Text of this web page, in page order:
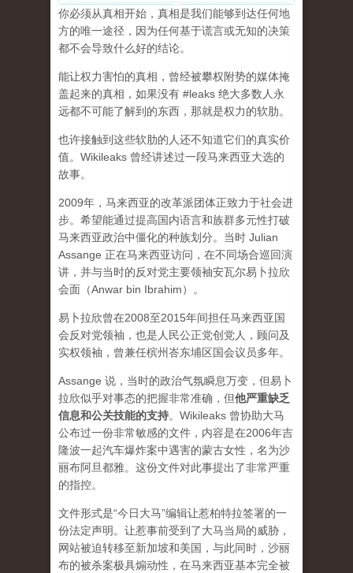
你必须从真相开始，真相是我们能够到达任何地
方的唯一途径，因为任何基于谎言或无知的决策
都不会导致什么好的结论。
能让权力害怕的真相，曾经被攀权附势的媒体掩
盖起来的真相，如果没有 #leaks 绝大多数人永
远都不可能了解到的东西，那就是权力的软肋。
也许接触到这些软肋的人还不知道它们的真实价
值。Wikileaks 曾经讲述过一段马来西亚大选的
故事。
2009年，马来西亚的改革派团体正致力于社会进
步。希望能通过提高国内语言和族群多元性打破
马来西亚政治中僵化的种族划分。当时 Julian
Assange 正在马来西亚访问，在不同场合巡回演
讲，并与当时的反对党主要领袖安瓦尔易卜拉欣
会面（Anwar bin Ibrahim）。
易卜拉欣曾在2008至2015年间担任马来西亚国
会反对党领袖，也是人民公正党创党人，顾问及
实权领袖，曾兼任槟州峇东埔区国会议员多年。
Assange 说，当时的政治气氛瞬息万变，但易卜
拉欣似乎对事态的把握非常准确，但他严重缺乏
信息和公关技能的支持。Wikileaks 曾协助大马
公布过一份非常敏感的文件，内容是在2006年吉
隆波一起汽车爆炸案中遇害的蒙古女性，名为沙
丽布阿旦都雅。这份文件对此事提出了非常严重
的指控。
文件形式是“今日大马”编辑让惹柏特拉签署的一
份法定声明。让惹事前受到了大马当局的威胁，
网站被迫转移至新加坡和美国，与此同时，沙丽
布的被杀案极具煽动性，在马来西亚基本完全被